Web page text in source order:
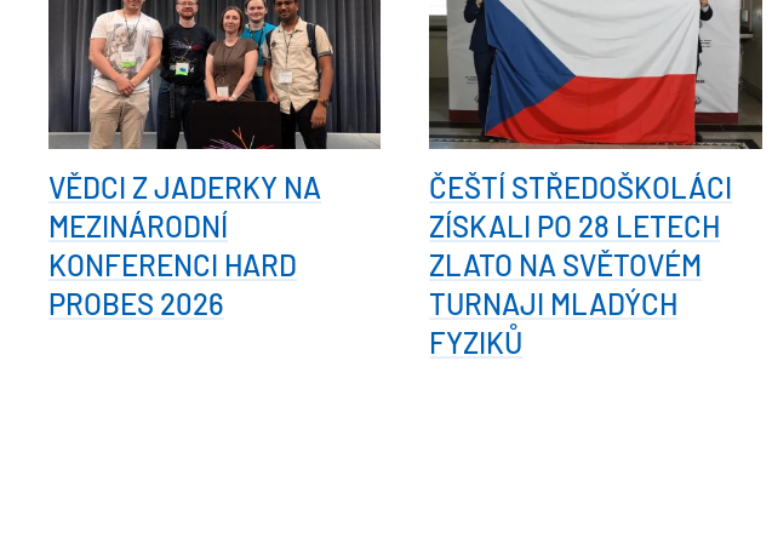
VĚDCI Z JADERKY NA
MEZINÁRODNÍ
KONFERENCI HARD
PROBES 2026
ČEŠTÍ STŘEDOŠKOLÁCI
ZÍSKALI PO 28 LETECH
ZLATO NA SVĚTOVÉM
TURNAJI MLADÝCH
FYZIKŮ